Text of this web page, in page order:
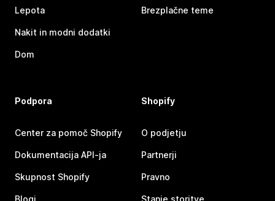
Lepota
Nakit in modni dodatki
Dom
Brezplačne teme
Podpora
Center za pomoč Shopify
Dokumentacija API-ja
Skupnost Shopify
Shopify
O podjetju
Partnerji
Pravno